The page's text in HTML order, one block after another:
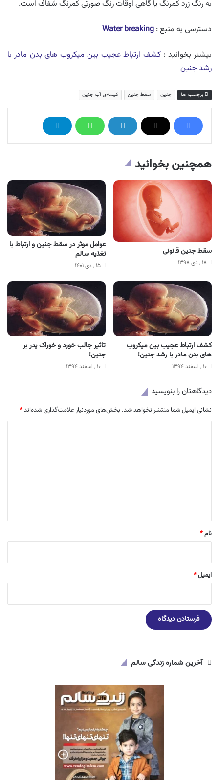
به رنگ زرد کمرنگ یا گاهی اوقات رنگ صورتی کمرنگ شفاف است.
دسترسی به منبع : Water breaking
بیشتر بخوانید :کشف ارتباط عجیب بین میکروب های بدن مادر با
رشد جنین
برچسب ها جنین سقط جنین کیسه‌ی آب جنین
همچنین بخوانید
سقط جنین قانونی
۱۸ , دی ۱۳۹۸
عوامل موثر در سقط جنین و ارتباط با
تغذیه سالم
۱۵ , دی ۱۴۰۱
کشف ارتباط عجیب بین میکروب
های بدن مادر با رشد جنین!
۱۰ , اسفند ۱۳۹۴
تاثیر جالب خورد و خوراک پدر بر
جنین!
۱۰ , اسفند ۱۳۹۴
دیدگاهتان را بنویسید
نشانی ایمیل شما منتشر نخواهد شد. بخش‌های موردنیاز علامت‌گذاری شده‌اند*
نام*
ایمیل*
آخرین شماره زندگی سالم